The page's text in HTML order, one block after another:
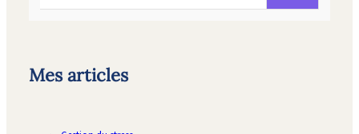
Mes articles